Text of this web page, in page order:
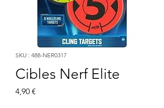
SKU : 488-NER0317
Cibles Nerf Elite
4,90 €